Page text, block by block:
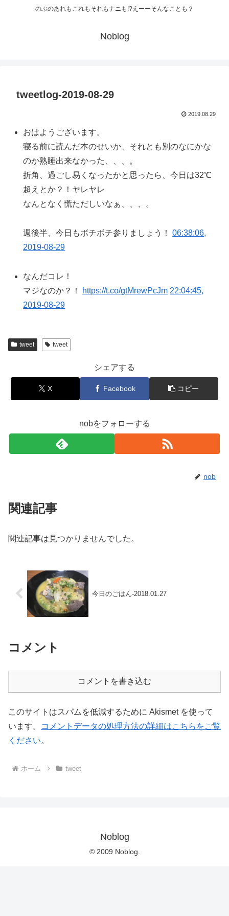
のぶのあれもこれもそれもナニも!?えーーそんなことも？
Noblog
tweetlog-2019-08-29
2019.08.29
おはようございます。
寝る前に読んだ本のせいか、それとも別のなにかな
のか熟睡出来なかった、、、。
折角、過ごし易くなったかと思ったら、今日は32℃
超えとか？！ヤレヤレ
なんとなく慌ただしいなぁ、、、。
週後半、今日もボチボチ参りましょう！06:38:06,
2019-08-29
なんだコレ！
マジなのか？！
https://t.co/gtMrewPcJm 22:04:45,
2019-08-29
tweet tweet
シェアする
X Facebook コピー
nobをフォローする
nob
関連記事
関連記事は見つかりませんでした。
今日のごはん-2018.01.27
コメント
コメントを書き込む
このサイトはスパムを低減するために Akismet を使って
います。
コメントデータの処理方法の詳細はこちらをご覧
ください。
ホーム tweet
Noblog
© 2009 Noblog.